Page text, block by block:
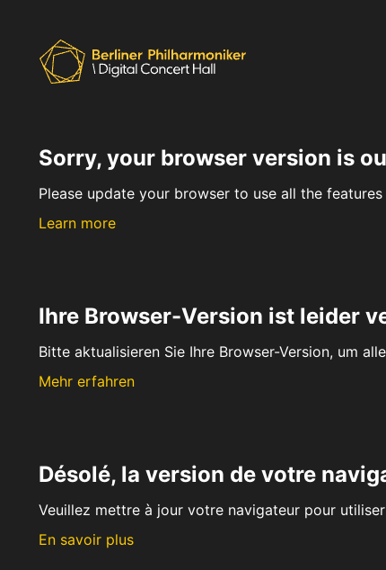
Sorry, your browser version is
Please update your browser to use all the
Learn more
Ihre Browser-Version ist leider
Bitte aktualisieren Sie Ihre Browser-Version, um
Mehr erfahren
Désolé, la version de votre
Veuillez mettre à jour votre navigateur pour
En savoir plus